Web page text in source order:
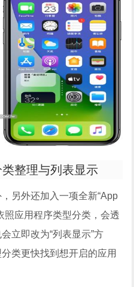
整理与列表显示
另外还加入一项全新“App
照应用程序类型分类，会透
立即改为“列表显示”方
类更快找到想开启的应用